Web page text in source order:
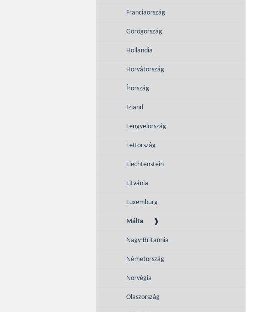
Franciaország
Görögország
Hollandia
Horvátország
Írország
Izland
Lengyelország
Lettország
Liechtenstein
Litvánia
Luxemburg
Málta
Nagy-Britannia
Németország
Norvégia
Olaszország